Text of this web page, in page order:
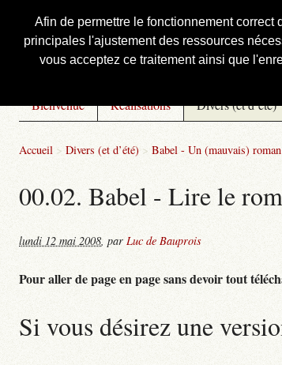
Afin de permettre le fonctionnement
principales l'ajustement des ressources
vous acceptez ce traitement ainsi que
Courbis, « LE » Blog
Bienvenue Réalisations Divers (et d’été)
Accueil > Divers (et d’été) > Babel - Un (mauvais)
00.02. Babel - Lire le
lundi 12 mai 2008, par Luc de Bauprois
Pour aller de page en page sans devoir tout
Si vous désirez une